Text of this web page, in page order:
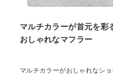
マルチカラーが首元を彩
おしゃれなマフラー
マルチカラーがおしゃれなシ